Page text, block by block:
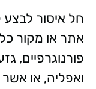
חל איסור לבצע
אתר או מקור
פורנוגרפיים,
ואפליה, או אשר